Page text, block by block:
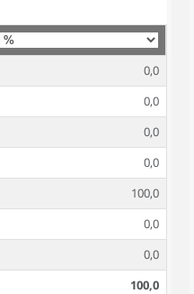
0,0
0,0
0,0
0,0
100,0
0,0
0,0
100,0